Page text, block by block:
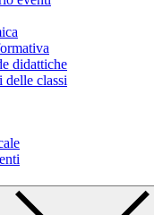
didattiche
delle classi